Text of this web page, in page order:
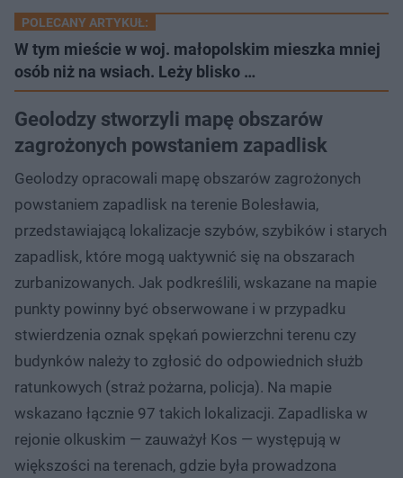
POLECANY ARTYKUŁ:
W tym mieście w woj. małopolskim mieszka mniej
osób niż na wsiach. Leży blisko …
Geolodzy stworzyli mapę obszarów
zagrożonych powstaniem zapadlisk
Geolodzy opracowali mapę obszarów zagrożonych
powstaniem zapadlisk na terenie Bolesławia,
przedstawiającą lokalizacje szybów, szybików i starych
zapadlisk, które mogą uaktywnić się na obszarach
zurbanizowanych. Jak podkreślili, wskazane na mapie
punkty powinny być obserwowane i w przypadku
stwierdzenia oznak spękań powierzchni terenu czy
budynków należy to zgłosić do odpowiednich służb
ratunkowych (straż pożarna, policja). Na mapie
wskazano łącznie 97 takich lokalizacji. Zapadliska w
rejonie olkuskim — zauważył Kos — występują w
większości na terenach, gdzie była prowadzona